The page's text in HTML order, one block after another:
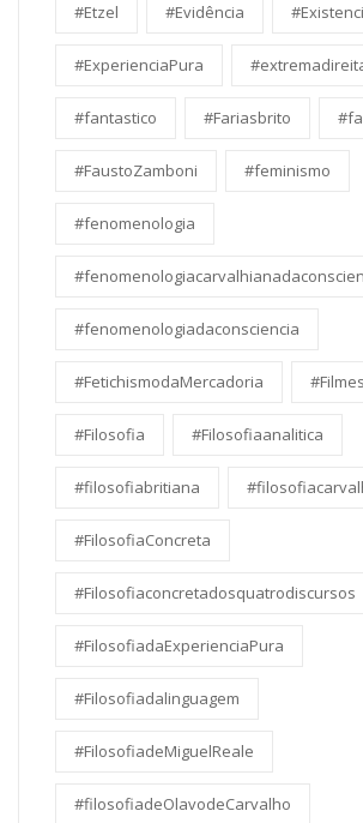
#Etzel #Evidência
#ExperienciaPura
#fantastico #Fariasbrito
#FaustoZamboni #feminismo
#fenomenologia
#fenomenologiadaconsciencia
#FetichismodaMercadoria #Filmes
#Filosofia #Filosofiaanalitica
#filosofiabritiana
#FilosofiaConcreta
#Filosofiaconcretadosquatrodiscursos
#FilosofiadaExperienciaPura
#Filosofiadalinguagem
#FilosofiadeMiguelReale
#filosofiadeOlavodeCarvalho